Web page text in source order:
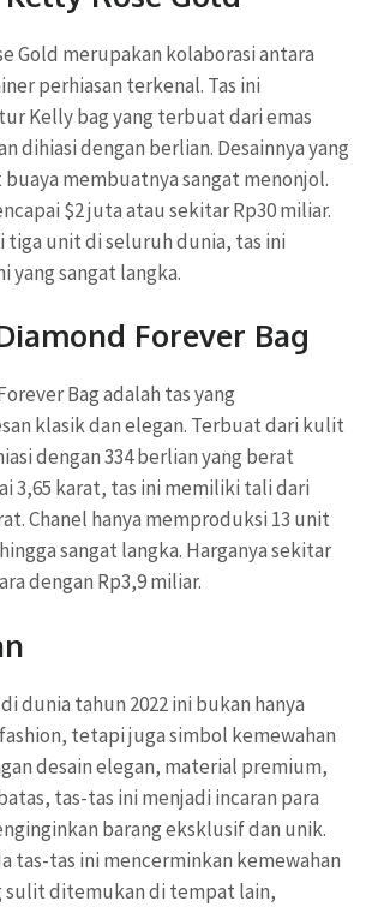
Gold merupakan kolaborasi antara
perhiasan terkenal. Tas ini
Kelly bag yang terbuat dari emas
dihiasi dengan berlian. Desainnya yang
membuatnya sangat menonjol.
$2 juta atau sekitar Rp30 miliar.
tiga unit di seluruh dunia, tas ini
yang sangat langka.
Forever Bag
Bag adalah tas yang
klasik dan elegan. Terbuat dari kulit
dengan 334 berlian yang berat
3,65 karat, tas ini memiliki tali dari
Chanel hanya memproduksi 13 unit
sangat langka. Harganya sekitar
dengan Rp3,9 miliar.
dunia tahun 2022 ini bukan hanya
tetapi juga simbol kemewahan
desain elegan, material premium,
tas-tas ini menjadi incaran para
barang eksklusif dan unik.
tas-tas ini mencerminkan kemewahan
sulit ditemukan di tempat lain,